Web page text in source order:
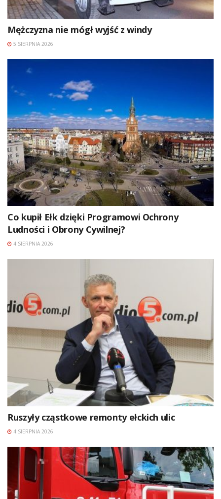
Mężczyzna nie mógł wyjść z windy
5 SIERPNIA 2026
Co kupił Ełk dzięki Programowi Ochrony
Ludności i Obrony Cywilnej?
4 SIERPNIA 2026
Ruszyły cząstkowe remonty ełckich ulic
4 SIERPNIA 2026